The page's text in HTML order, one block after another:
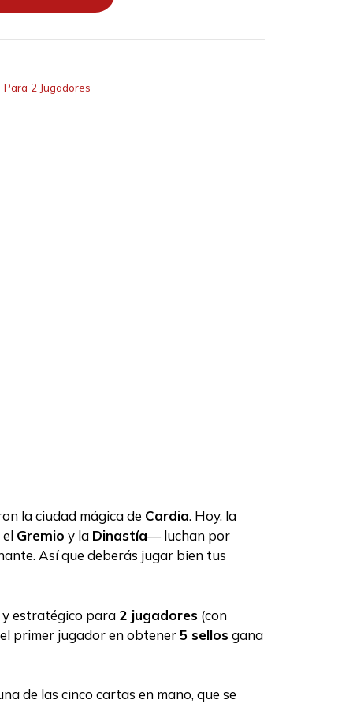
Para 2 Jugadores
la ciudad mágica de Cardia. Hoy, la
el Gremio y la Dinastía— luchan por
Así que deberás jugar bien tus
estratégico para 2 jugadores (con
primer jugador en obtener5 sellosgana
de las cinco cartas en mano, que se